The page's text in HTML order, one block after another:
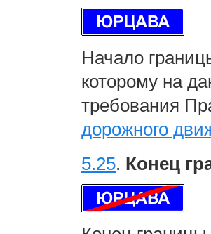
Начало
которому на
требования
дорожного
5.25. Конец